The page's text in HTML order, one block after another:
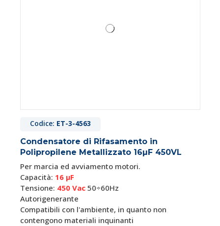
Codice: ET-3-4563
Condensatore di Rifasamento in
Polipropilene Metallizzato 16µF 450VL
Per marcia ed avviamento motori.
Capacità: 16 μF
Tensione: 450 Vac50÷60Hz
Autorigenerante
Compatibili con l'ambiente, in quanto non
contengono materiali inquinanti